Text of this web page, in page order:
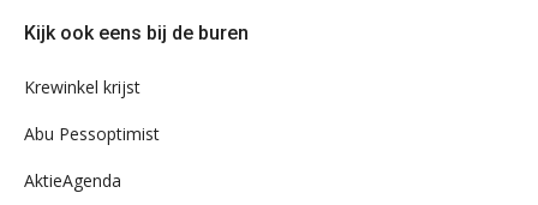
ons
Kijk ook eens bij de buren
Krewinkel krijst
Abu Pessoptimist
AktieAgenda